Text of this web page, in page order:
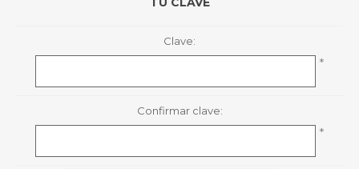
Clave:
*
Confirmar clave:
*